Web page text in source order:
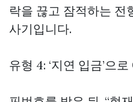
락을 끊고 잠적하는 전
사기입니다.
유형 4: ‘지연 입금’으